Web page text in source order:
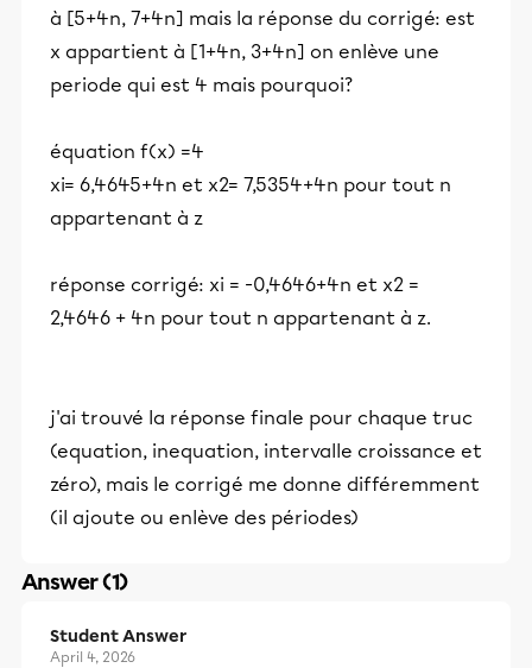
à [5+4n, 7+4n] mais la réponse du corrigé: est
x appartient à [1+4n, 3+4n] on enlève une
periode qui est 4 mais pourquoi?
équation f(x) =4
xi= 6,4645+4n et x2= 7,5354+4n pour tout n
appartenant à z
réponse corrigé: xi = -0,4646+4n et x2 =
2,4646 + 4n pour tout n appartenant à z.
j'ai trouvé la réponse finale pour chaque truc
(equation, inequation, intervalle croissance et
zéro), mais le corrigé me donne différemment
(il ajoute ou enlève des périodes)
Answer (1)
Student Answer
April 4, 2026